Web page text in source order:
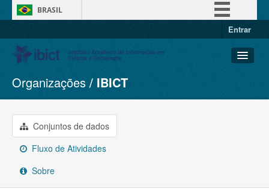
BRASIL
Entrar
Conjuntos de dados
Organizações
Grupos
Sobre
Organizações IBICT
Conjuntos de dados
Fluxo de Atividades
Sobre